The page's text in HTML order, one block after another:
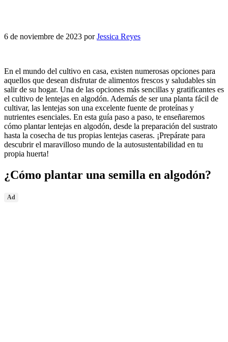
6 de noviembre de 2023 porJessica Reyes
En el mundo del cultivo en casa, existen numerosas opciones para
aquellos que desean disfrutar de alimentos frescos y saludables sin
salir de su hogar. Una de las opciones más sencillas y gratificantes es
el cultivo de lentejas en algodón. Además de ser una planta fácil de
cultivar, las lentejas son una excelente fuente de proteínas y
nutrientes esenciales. En esta guía paso a paso, te enseñaremos
cómo plantar lentejas en algodón, desde la preparación del sustrato
hasta la cosecha de tus propias lentejas caseras. ¡Prepárate para
descubrir el maravilloso mundo de la autosustentabilidad en tu
propia huerta!
¿Cómo plantar una semilla en algodón?
Ad